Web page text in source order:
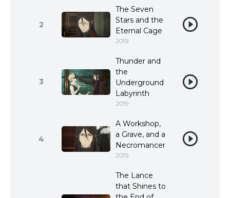
2
The Seven
Stars and the
Eternal Cage
2019
3
Thunder and
the
Underground
Labyrinth
2019
4
A Workshop,
a Grave, and a
Necromancer
2019
The Lance
that Shines to